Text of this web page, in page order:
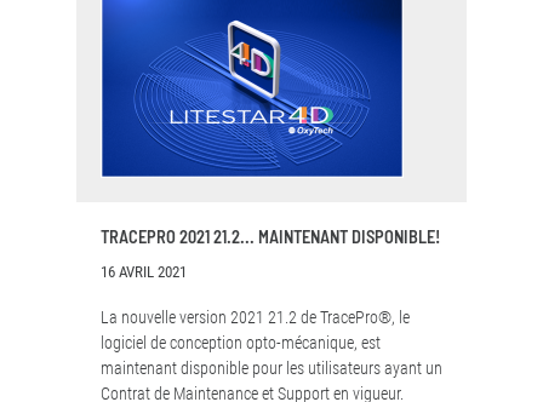
TRACEPRO 2021 21.2... MAINTENANT DISPONIBLE!
16 AVRIL 2021
La nouvelle version 2021 21.2 de TracePro®, le
logiciel de conception opto-mécanique, est
maintenant disponible pour les utilisateurs ayant un
Contrat de Maintenance et Support en vigueur.